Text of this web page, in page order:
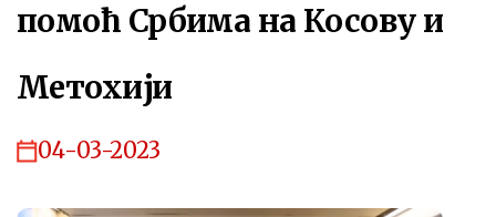
помоћ Србима на Косову и
Метохији
04-03-2023